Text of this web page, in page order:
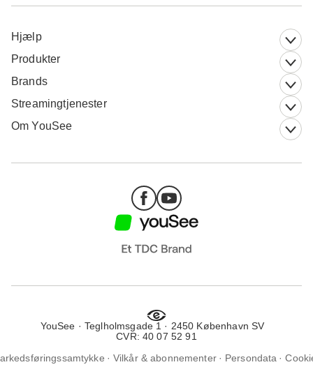
Hjælp
Produkter
Brands
Streamingtjenester
Om YouSee
YouSee · Teglholmsgade 1 · 2450 København SV
CVR: 40 07 52 91
Vilkår & abonnementer Persondata